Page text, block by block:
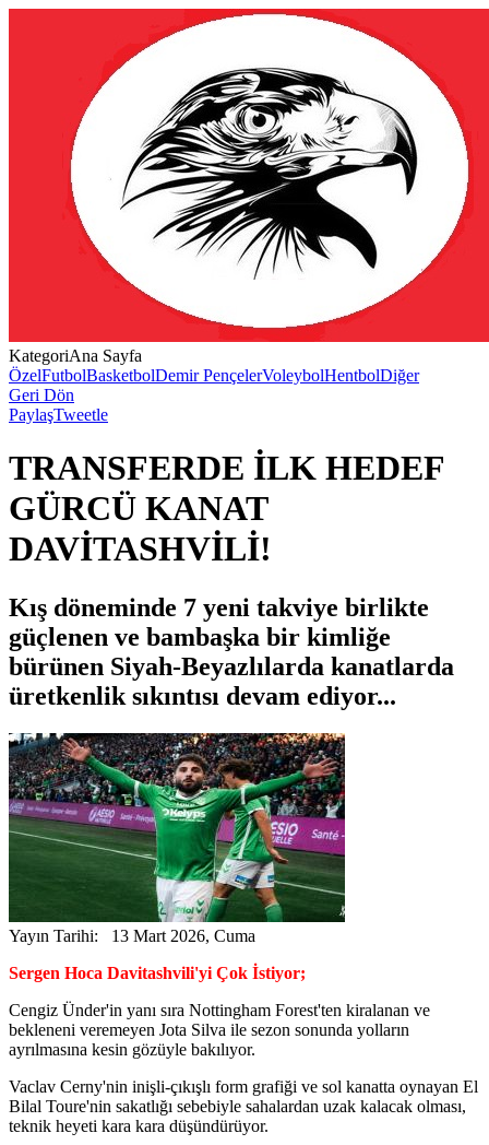
KategoriAna Sayfa
ÖzelFutbolBasketbolDemir PençelerVoleybolHentbolDiğer
Geri Dön
PaylaşTweetle
TRANSFERDE İLK HEDEF
GÜRCÜ KANAT
DAVİTASHVİLİ!
Kış döneminde 7 yeni takviye birlikte
güçlenen ve bambaşka bir kimliğe
bürünen Siyah-Beyazlılarda kanatlarda
üretkenlik sıkıntısı devam ediyor...
Yayın Tarihi: 13 Mart 2026, Cuma
Sergen Hoca Davitashvili'yi Çok İstiyor;
Cengiz Ünder'in yanı sıra Nottingham Forest'ten kiralanan ve
bekleneni veremeyen Jota Silva ile sezon sonunda yolların
ayrılmasına kesin gözüyle bakılıyor.
Vaclav Cerny'nin inişli-çıkışlı form grafiği ve sol kanatta oynayan El
Bilal Toure'nin sakatlığı sebebiyle sahalardan uzak kalacak olması,
teknik heyeti kara kara düşündürüyor.